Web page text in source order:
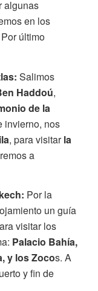
algunas
en los
Por último
Salimos
Haddoú,
de la
invierno, nos
, para visitarla
a
Por la
un guía
visitar los
Palacio Bahía,
y los Zocos. A
y fin de